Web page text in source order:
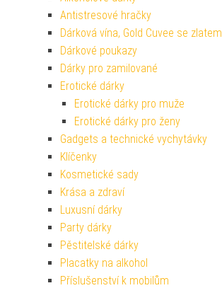
Antistresové hračky
Dárková vína, Gold Cuvee se zlatem
Dárkové poukazy
Dárky pro zamilované
Erotické dárky
Erotické dárky pro muže
Erotické dárky pro ženy
Gadgets a technické vychytávky
Klíčenky
Kosmetické sady
Krása a zdraví
Luxusní dárky
Party dárky
Pěstitelské dárky
Placatky na alkohol
Příslušenství k mobilům